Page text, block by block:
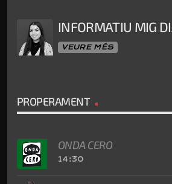
INFORMATIU MIG
VEURE MÉS
PROPERAMENT
ONDA CERO
14:30